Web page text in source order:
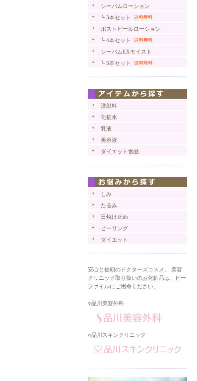
シーバムローション
└ 3本セット
ポストピールローション
└ 4本セット
シーバムEXモイスト
└ 3本セット
洗顔料
化粧水
乳液
美容液
ダイエット食品
しみ
たるみ
日焼け止め
ピーリング
ダイエット
安心と信頼のドクターズコスメ。 美容
クリニック取り扱いのお化粧品は、ビー
ファイルにご用命ください。
○品川美容外科
○品川スキンクリニック